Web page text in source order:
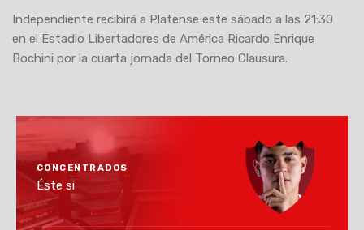
Independiente recibirá a Platense este sábado a las 21:30
en el Estadio Libertadores de América Ricardo Enrique
Bochini por la cuarta jornada del Torneo Clausura.
CONCENTRADOS
Éste si